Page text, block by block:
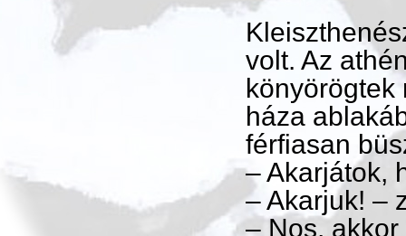
volt. Az
könyörögtek
háza
férfiasan
– Akarjátok,
– Akarjuk! –
– Nos,